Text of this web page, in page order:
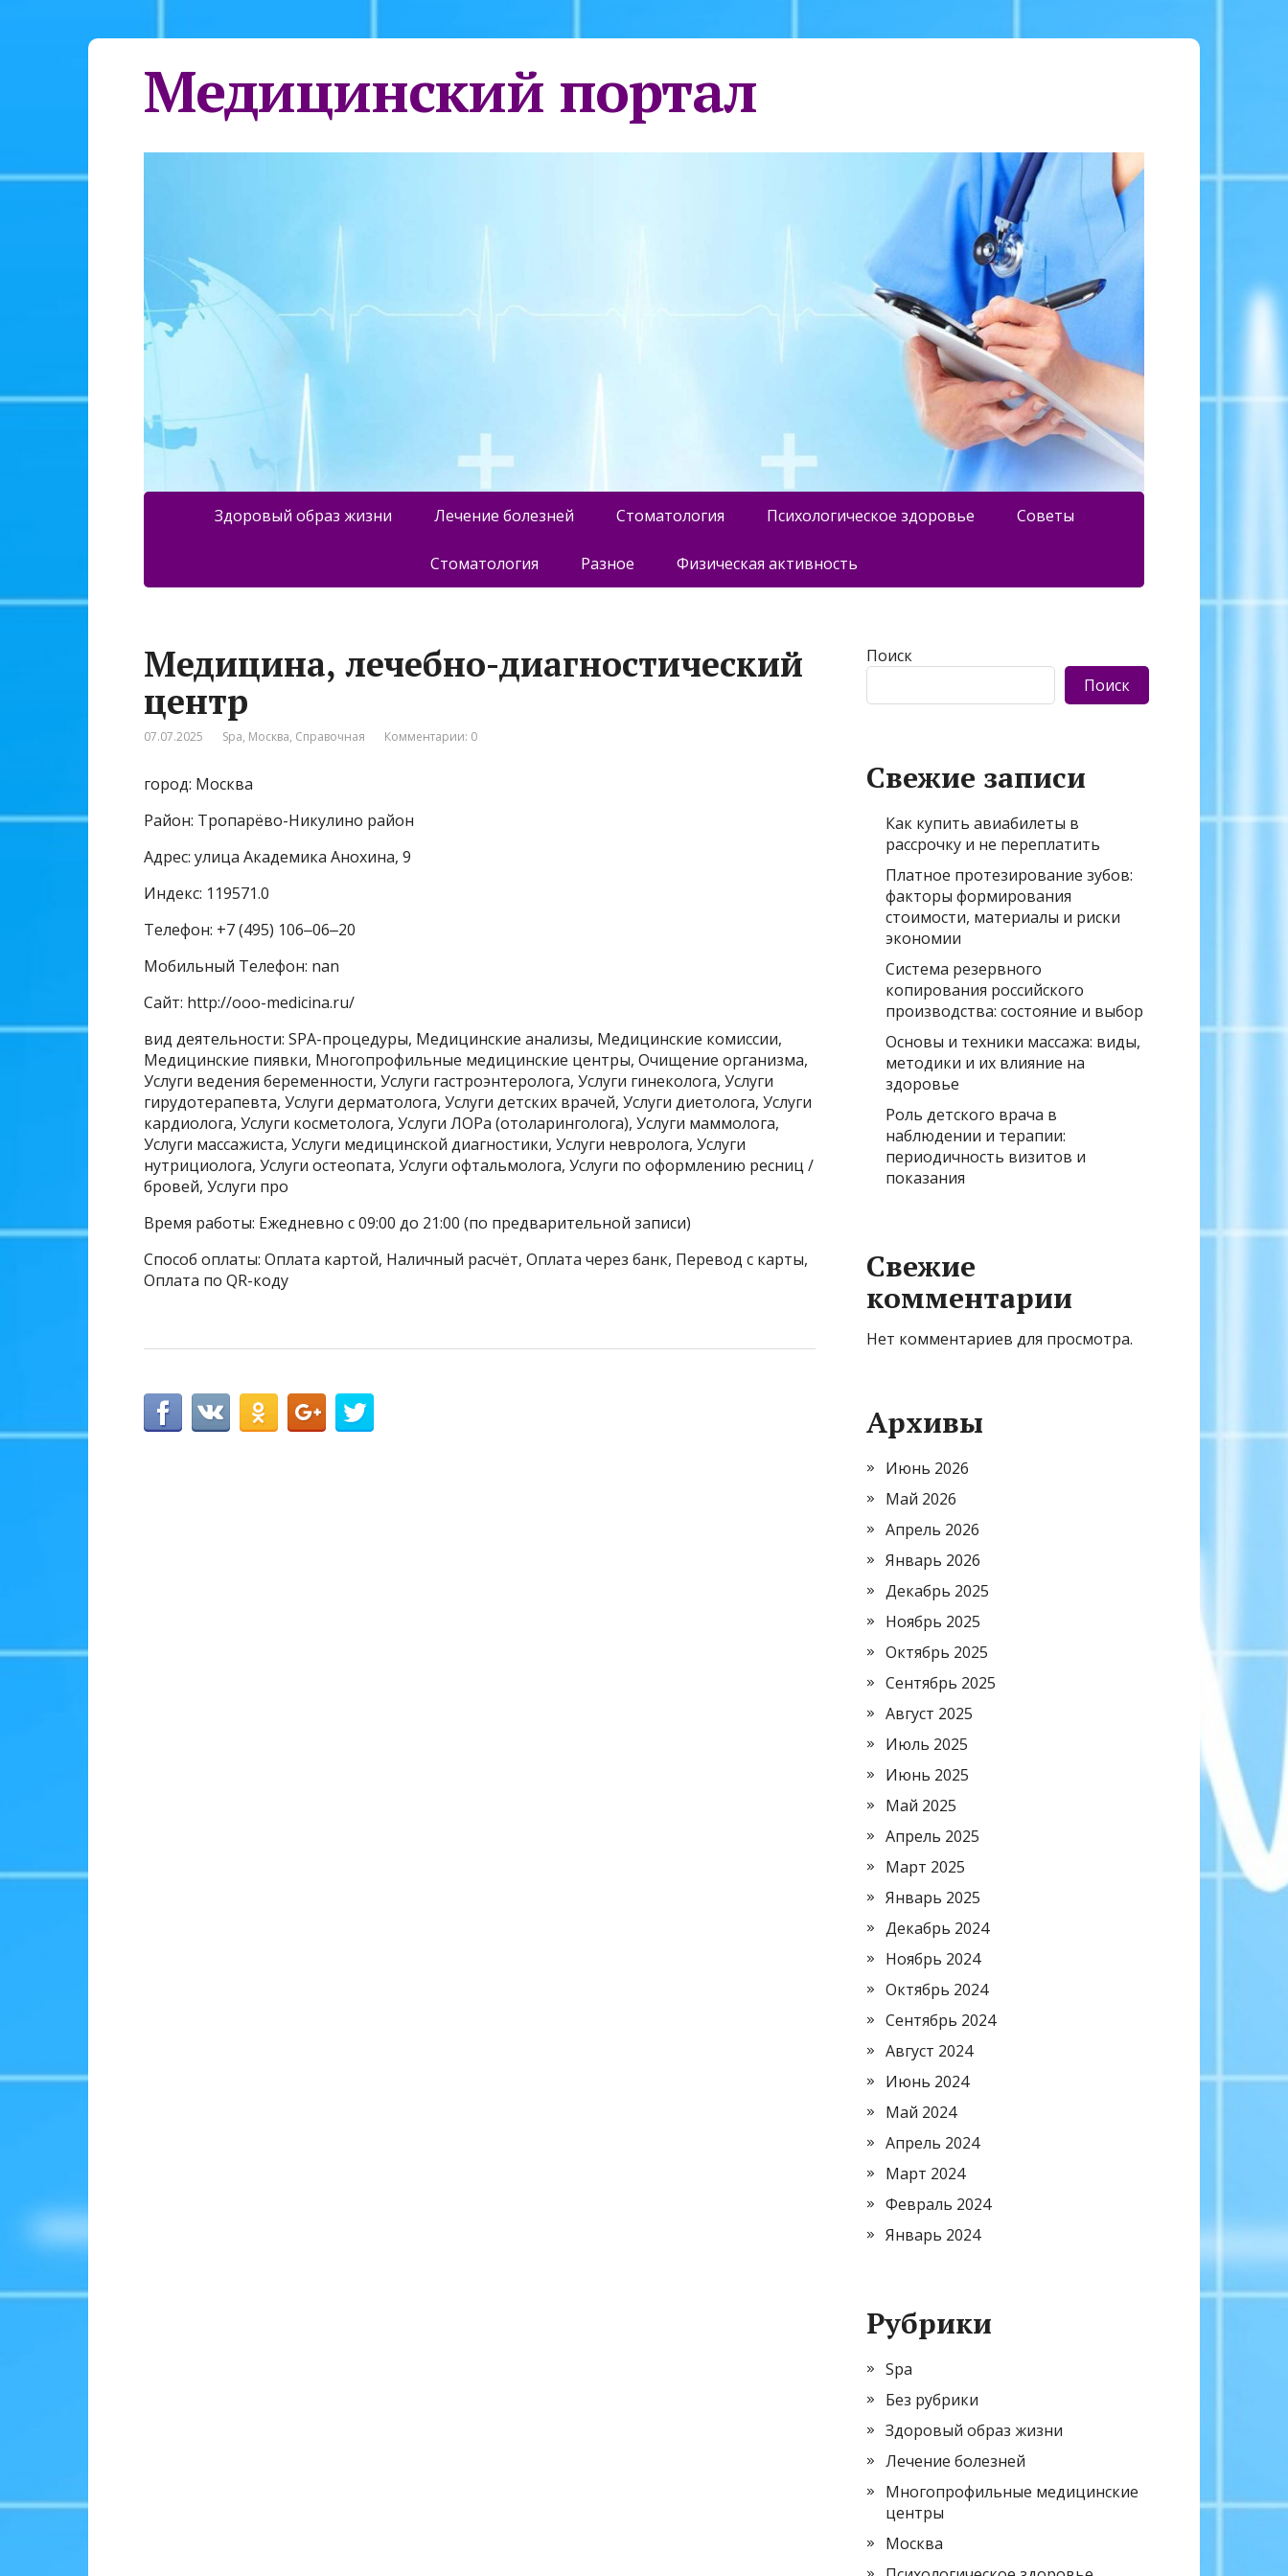
Медицинский портал
Здоровый образ жизни Лечение болезней Стоматология Психологическое здоровье Советы
Стоматология Разное Физическая активность
Медицина, лечебно-диагностический
центр
07.07.2025 Spa, Москва, Справочная Комментарии: 0
город: Москва
Район: Тропарёво-Никулино район
Адрес: улица Академика Анохина, 9
Индекс: 119571.0
Телефон: +7 (495) 106‒06‒20
Мобильный Телефон: nan
Сайт: http://ooo-medicina.ru/
вид деятельности: SPA-процедуры, Медицинские анализы, Медицинские комиссии,
Медицинские пиявки, Многопрофильные медицинские центры, Очищение организма,
Услуги ведения беременности, Услуги гастроэнтеролога, Услуги гинеколога, Услуги
гирудотерапевта, Услуги дерматолога, Услуги детских врачей, Услуги диетолога, Услуги
кардиолога, Услуги косметолога, Услуги ЛОРа (отоларинголога), Услуги маммолога,
Услуги массажиста, Услуги медицинской диагностики, Услуги невролога, Услуги
нутрициолога, Услуги остеопата, Услуги офтальмолога, Услуги по оформлению ресниц /
бровей, Услуги про
Время работы: Ежедневно с 09:00 до 21:00 (по предварительной записи)
Способ оплаты: Оплата картой, Наличный расчёт, Оплата через банк, Перевод с карты,
Оплата по QR-коду
Поиск
Поиск
Свежие записи
Как купить авиабилеты в
рассрочку и не переплатить
Платное протезирование зубов:
факторы формирования
стоимости, материалы и риски
экономии
Система резервного
копирования российского
производства: состояние и выбор
Основы и техники массажа: виды,
методики и их влияние на
здоровье
Роль детского врача в
наблюдении и терапии:
периодичность визитов и
показания
Свежие
комментарии
Нет комментариев для просмотра.
Архивы
Июнь 2026
Май 2026
Апрель 2026
Январь 2026
Декабрь 2025
Ноябрь 2025
Октябрь 2025
Сентябрь 2025
Август 2025
Июль 2025
Июнь 2025
Май 2025
Апрель 2025
Март 2025
Январь 2025
Декабрь 2024
Ноябрь 2024
Октябрь 2024
Сентябрь 2024
Август 2024
Июнь 2024
Май 2024
Апрель 2024
Март 2024
Февраль 2024
Январь 2024
Рубрики
Spa
Без рубрики
Здоровый образ жизни
Лечение болезней
Многопрофильные медицинские
центры
Москва